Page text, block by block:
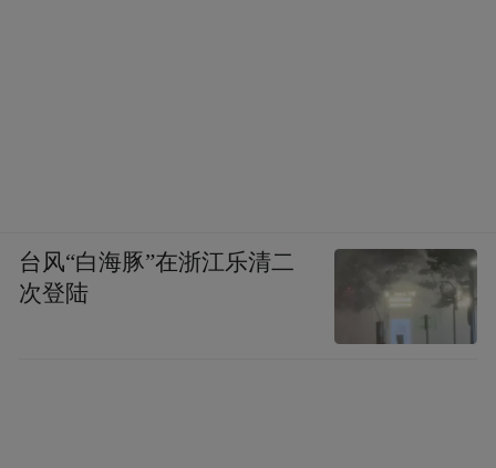
台风“白海豚”在浙江乐清二
次登陆